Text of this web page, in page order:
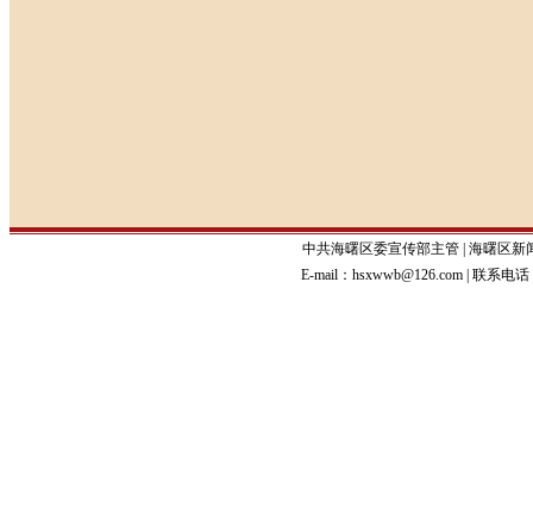
中共海曙区委宣传部主管 | 海曙区
E-mail：hsxwwb@126.com | 联系电